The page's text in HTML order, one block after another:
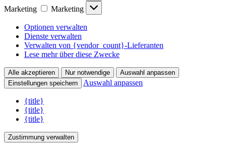
Marketing
Marketing
Optionen verwalten
Dienste verwalten
Verwalten von {vendor_count}-Lieferanten
Lese mehr über diese Zwecke
Alle akzeptieren Nur notwendige
Auswahl anpassen
Einstellungen speichern
Auswahl anpassen
{title}
{title}
{title}
Zustimmung verwalten